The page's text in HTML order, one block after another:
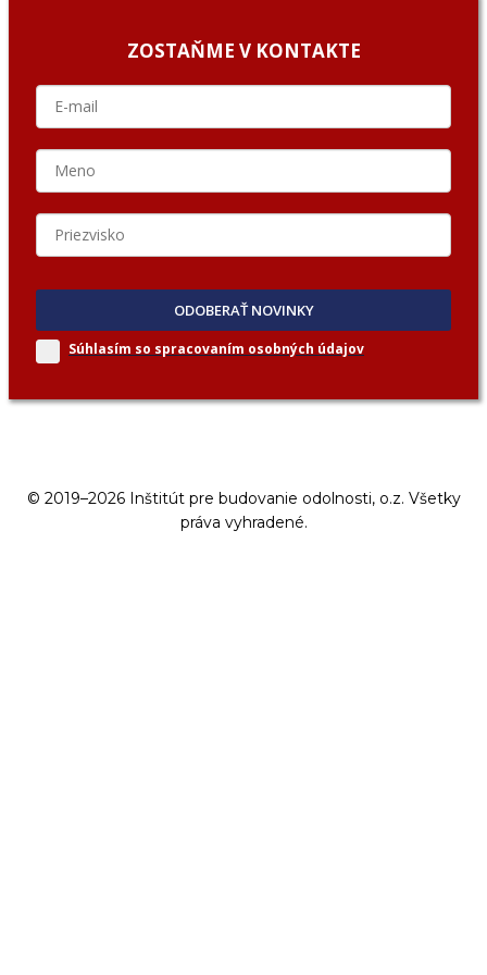
ZOSTAŇME V KONTAKTE
ODOBERAŤ NOVINKY
Súhlasím so spracovaním osobných údajov
© 2019–2026 Inštitút pre budovanie odolnosti, o.z. Všetky
práva vyhradené.